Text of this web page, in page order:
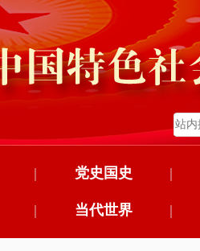
党史国史
| |
当代世界
| |